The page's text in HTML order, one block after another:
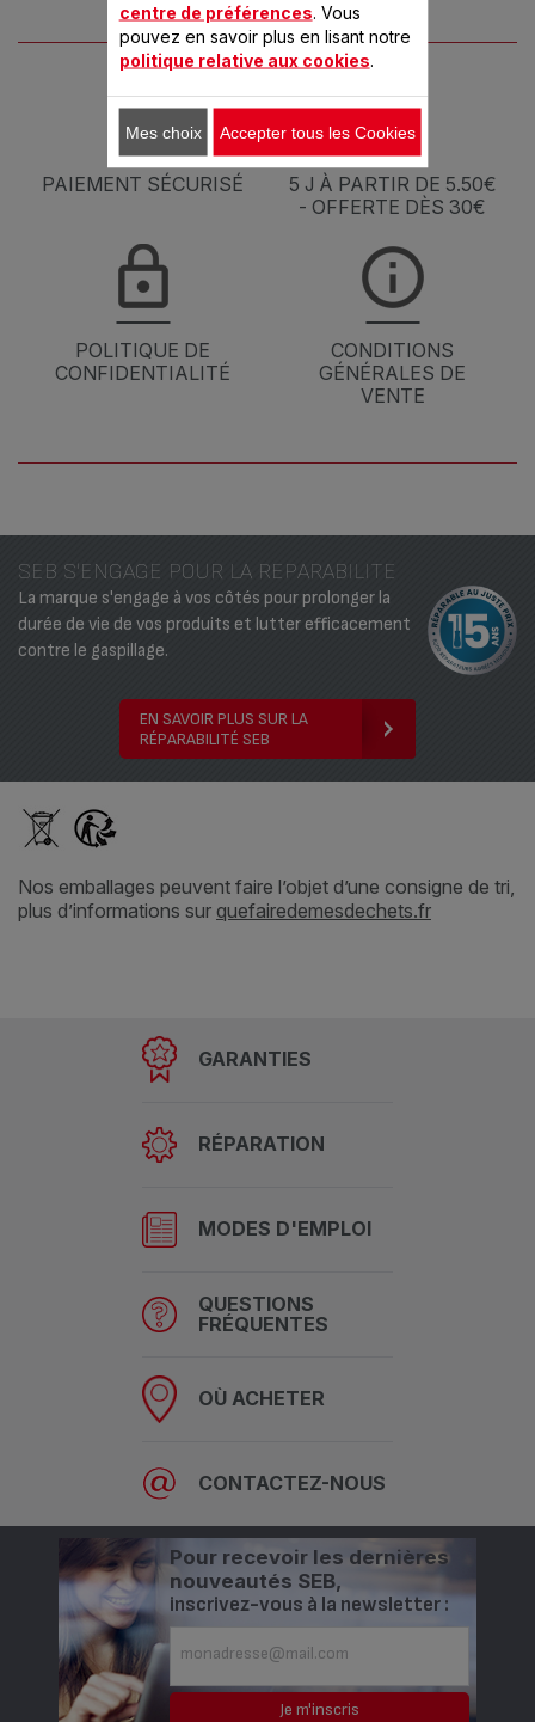
PAIEMENT SÉCURISÉ
5 J À PARTIR DE 5.50€
- OFFERTE DÈS 30€
POLITIQUE DE
CONFIDENTIALITÉ
CONDITIONS
GÉNÉRALES DE
VENTE
SEB S'ENGAGE POUR LA REPARABILITE
La marque s'engage à vos côtés pour prolonger la
durée de vie de vos produits et lutter efficacement
contre le gaspillage.
EN SAVOIR PLUS SUR LA
RÉPARABILITÉ SEB
Nos emballages peuvent faire l’objet d’une consigne de tri,
plus d’informations sur quefairedemesdechets.fr
GARANTIES
RÉPARATION
MODES D'EMPLOI
QUESTIONS
FRÉQUENTES
OÙ ACHETER
CONTACTEZ-NOUS
Pour recevoir les dernières
nouveautés SEB,
inscrivez-vous à la newsletter :
centre de préférences . Vous
pouvez en savoir plus en lisant notre
politique relative aux cookies
Mes choix Accepter tous les Cookies